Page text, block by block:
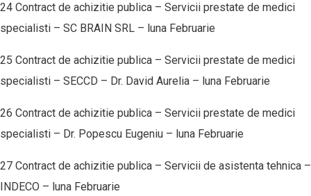
24 Contract de achizitie publica – Servicii prestate de medici
specialisti – SC BRAIN SRL – luna Februarie
25 Contract de achizitie publica – Servicii prestate de medici
specialisti – SECCD – Dr. David Aurelia – luna Februarie
26 Contract de achizitie publica – Servicii prestate de medici
specialisti – Dr. Popescu Eugeniu – luna Februarie
27 Contract de achizitie publica – Servicii de asistenta tehnica –
INDECO – luna Februarie